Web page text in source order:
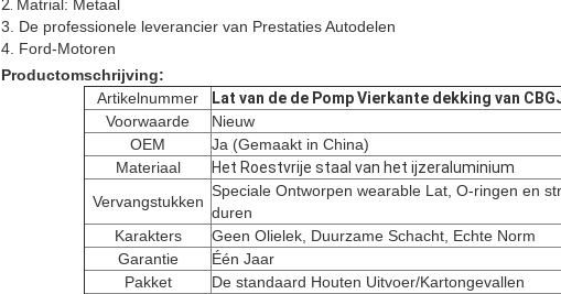
2. Matrial: Metaal
3. De professionele leverancier van Prestaties Autodelen
4. Ford-Motoren
Productomschrijving:
Artikelnummer
Lat van de de Pomp Vierkante dekking van
Voorwaarde
Nieuw
OEM
Ja (Gemaakt in China)
Materiaal
Het Roestvrije staal van het ijzeraluminium
Vervangstukken
Speciale Ontworpen wearable Lat, O-ringen en
duren
Karakters
Geen Olielek, Duurzame Schacht, Echte Norm
Garantie
Één Jaar
Pakket
De standaard Houten Uitvoer/Kartongevallen